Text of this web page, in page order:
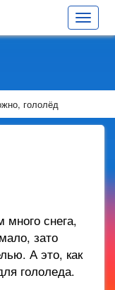
Toggle
гололёд
снега,
зато
А это, как
гололеда.